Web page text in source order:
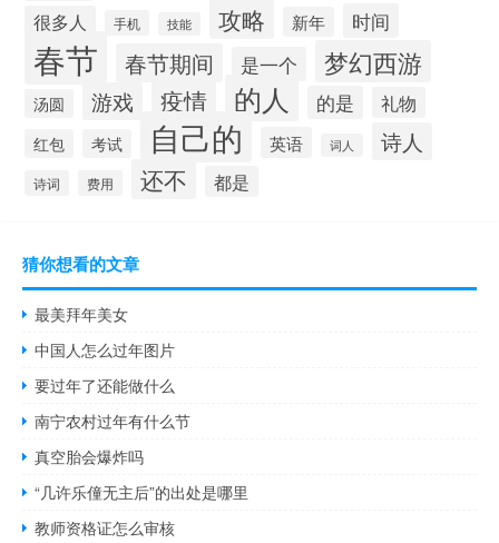
很多人 手机 技能 攻略 新年 时间
春节 春节期间 是一个 梦幻西游
汤圆 游戏 疫情 的人 的是 礼物
红包 考试 自己的 英语 词人 诗人
诗词 费用 还不 都是
猜你想看的文章
最美拜年美女
中国人怎么过年图片
要过年了还能做什么
南宁农村过年有什么节
真空胎会爆炸吗
“几许乐僮无主后”的出处是哪里
教师资格证怎么审核